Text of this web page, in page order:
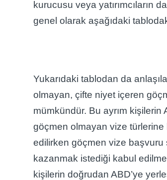
kurucusu veya yatırımcıların
genel olarak aşağıdaki
Yukarıdaki tablodan da
olmayan, çifte niyet içeren
mümkündür. Bu ayrım kişilerin
göçmen olmayan vize türlerine
edilirken göçmen vize başvuru
kazanmak istediği kabul
kişilerin doğrudan ABD’ye